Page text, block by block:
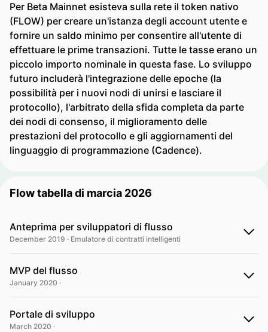
Per Beta Mainnet esisteva sulla rete il token nativo
(FLOW) per creare un'istanza degli account utente e
fornire un saldo minimo per consentire all'utente di
effettuare le prime transazioni. Tutte le tasse erano un
piccolo importo nominale in questa fase. Lo sviluppo
futuro includerà l'integrazione delle epoche (la
possibilità per i nuovi nodi di unirsi e lasciare il
protocollo), l'arbitrato della sfida completa da parte
dei nodi di consenso, il miglioramento delle
prestazioni del protocollo e gli aggiornamenti del
linguaggio di programmazione (Cadence).
Flow tabella di marcia 2026
Anteprima per sviluppatori di flusso
December 2019 · Emulatore di contratti intelligenti
MVP del flusso
January 2020 ·
Portale di sviluppo
March 2020 ·